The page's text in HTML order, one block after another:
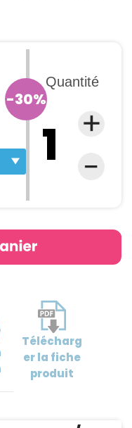
-30%
Quantité
Télécharg
erla fiche
produit